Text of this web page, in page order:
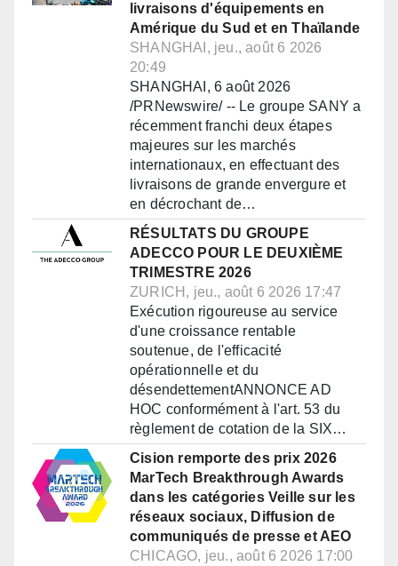
livraisons d'équipements en
Amérique du Sud et en Thaïlande
SHANGHAI, jeu., août 6 2026
20:49
SHANGHAI, 6 août 2026
/PRNewswire/ -- Le groupe SANY a
récemment franchi deux étapes
majeures sur les marchés
internationaux, en effectuant des
livraisons de grande envergure et
en décrochant de…
RÉSULTATS DU GROUPE
ADECCO POUR LE DEUXIÈME
TRIMESTRE 2026
ZURICH, jeu., août 6 2026 17:47
Exécution rigoureuse au service
d'une croissance rentable
soutenue, de l'efficacité
opérationnelle et du
désendettementANNONCE AD
HOC conformément à l'art. 53 du
règlement de cotation de la SIX…
Cision remporte des prix 2026
MarTech Breakthrough Awards
dans les catégories Veille sur les
réseaux sociaux, Diffusion de
communiqués de presse et AEO
CHICAGO, jeu., août 6 2026 17:00